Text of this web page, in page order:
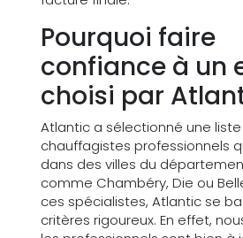
Pourquoi faire
confiance à un
choisi par
Atlantic a sélectionné une
chauffagistes professionnels
dans des villes du
comme Chambéry, Die ou
ces spécialistes, Atlantic se
critères rigoureux. En effet,